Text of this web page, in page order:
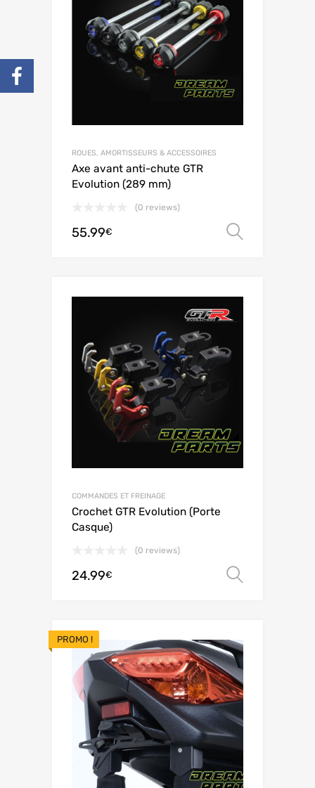
ROUES, AMORTISSEURS & ACCESSOIRES
Axe avant anti-chute GTR
Evolution (289 mm)
(0 reviews)
55.99€
COMMANDES ET FREINAGE
Crochet GTR Evolution (Porte
Casque)
(0 reviews)
24.99€
PROMO !